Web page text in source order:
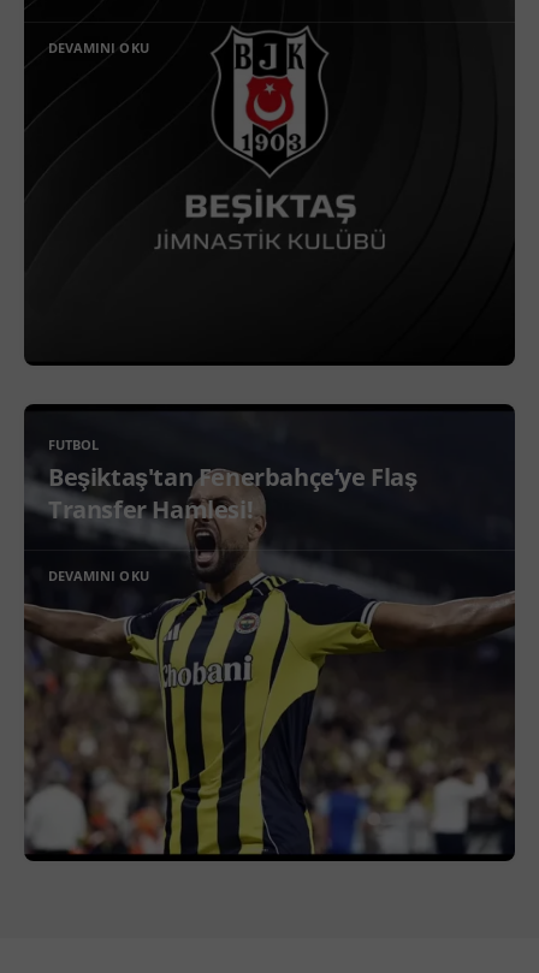
DEVAMINI OKU
FUTBOL
Beşiktaş'tan Fenerbahçe’ye Flaş
Transfer Hamlesi!
DEVAMINI OKU